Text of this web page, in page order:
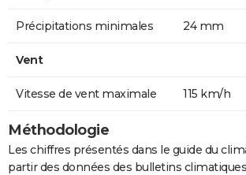
Précipitations minimales 24 mm
Vent
Vitesse de vent maximale 115 km/h
Méthodologie
Les chiffres présentés dans le guide du
partir des données des bulletins